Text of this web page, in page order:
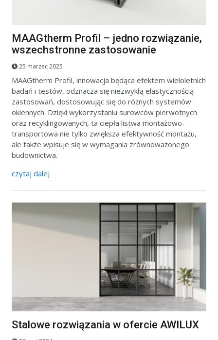
MAAGtherm Profil – jedno rozwiązanie,
wszechstronne zastosowanie
25 marzec 2025
MAAGtherm Profil, innowacja będąca efektem wieloletnich
badań i testów, odznacza się niezwykłą elastycznością
zastosowań, dostosowując się do różnych systemów
okiennych. Dzięki wykorzystaniu surowców pierwotnych
oraz recyklingowanych, ta ciepła listwa montażowo-
transportowa nie tylko zwiększa efektywność montażu,
ale także wpisuje się w wymagania zrównoważonego
budownictwa.
czytaj dalej
Stalowe rozwiązania w ofercie AWILUX